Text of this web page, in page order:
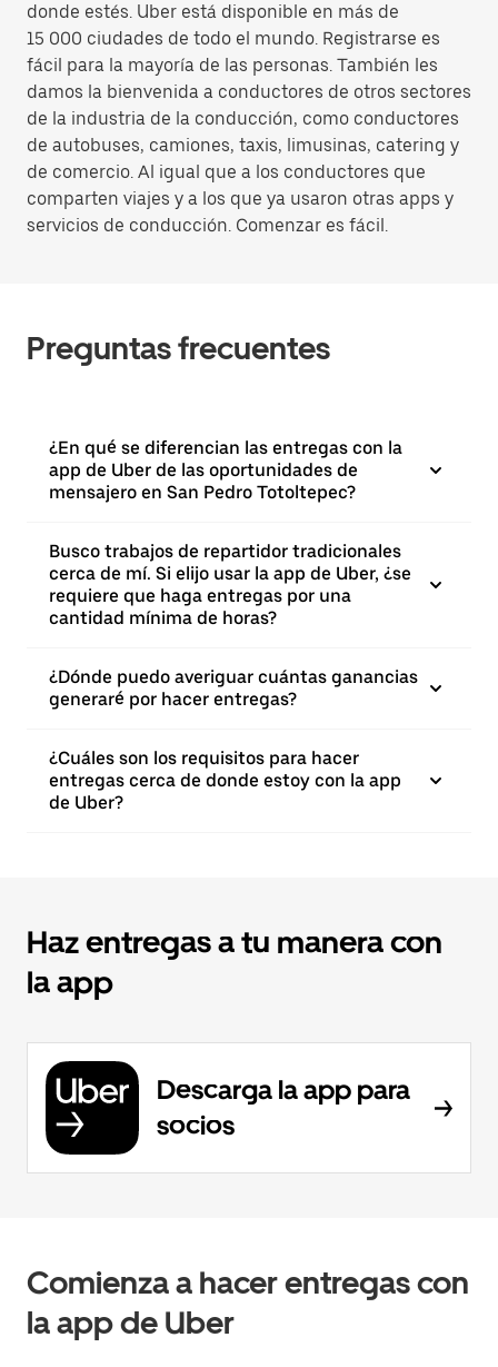
donde estés. Uber está disponible en más de
15 000 ciudades de todo el mundo. Registrarse es
fácil para la mayoría de las personas. También les
damos la bienvenida a conductores de otros sectores
de la industria de la conducción, como conductores
de autobuses, camiones, taxis, limusinas, catering y
de comercio. Al igual que a los conductores que
comparten viajes y a los que ya usaron otras apps y
servicios de conducción. Comenzar es fácil.
Preguntas frecuentes
¿En qué se diferencian las entregas con la
app de Uber de las oportunidades de
mensajero en San Pedro Totoltepec?
Busco trabajos de repartidor tradicionales
cerca de mí. Si elijo usar la app de Uber, ¿se
requiere que haga entregas por una
cantidad mínima de horas?
¿Dónde puedo averiguar cuántas ganancias
generaré por hacer entregas?
¿Cuáles son los requisitos para hacer
entregas cerca de donde estoy con la app
de Uber?
Haz entregas a tu manera con
la app
Descarga la app para
socios
Comienza a hacer entregas con
la app de Uber